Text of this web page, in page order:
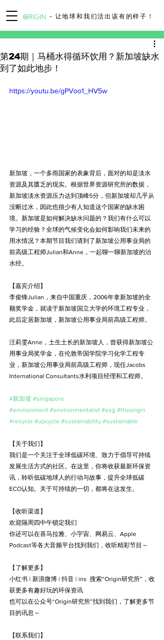
- 让地球和我们活出该有的样子！
第24期｜马桶水得循环饮用？新加坡缺水
到了如此地步！
https://youtu.be/gPVoo1_HV5w
新加坡，一个多雨国家的表象背后，面对的却是淡水
资源及其匮乏的现实。根据世界资源研究所的数据，
新加坡淡水资源压力达到顶峰5分，但新加坡却几乎从
没断过水，因此也很少有人知道这个国家的缺水困
境。新加坡是如何解决缺水问题的？我们有什么可以
学习的经验？全球的气候变化会如何影响我们未来的
用水情况？本期节目我们请到了新加坡公用事业局的
前高级工程师Julian和Anne，一起聊一聊新加坡的治
水经。
【嘉宾介绍】
李俊锋Julian，来自中国重庆，2006年拿新加坡的全
额奖学金，就读于新加坡国立大学的环境工程专业，
此后定居新加坡，新加坡公用事业局前高级工程师。
汪莉雯Anne，土生土长的新加坡人，曾获得新加坡公
用事业局奖学金，在伦敦帝国学院学习化学工程专
业，新加坡公用事业局前高级工程师，现任Jacobs
International Consultants水利项目经理和工程师。
#新加坡 #singapore
#environment #environmentalist #esg #theorigin
#recycle #upcycle #sustainability #sustainable
【关于我们】
我们是一个关注于全球低碳环境、致力于倡导可持续
发展生活方式的社区。在这里，你将收获最新环保资
讯，聆听低碳地球人的行动与故事，提升全球低碳
ECO认知。关于可持续的一切，都将在这发生。
【收听渠道】
欢迎隔周四中午锁定我们
你还可以在喜马拉雅、小宇宙、网易云、Apple
Podcast等各大音频平台找到我们，收听精彩节目～
【了解更多】
小红书 | 新浪微博 | 抖音 | ins  搜索“Origin研究所”，收
获更多有趣好玩的环保资讯
也可以在公众号“Origin研究所”找到我们，了解更多节
目的讯息～
【联系我们】